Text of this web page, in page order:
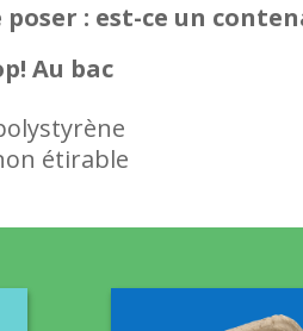
poser : est-ce un
Au bac
étirable